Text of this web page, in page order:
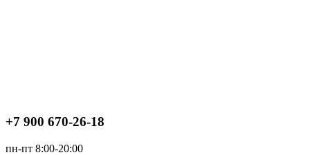
+7 900 670-26-18
пн-пт 8:00-20:00